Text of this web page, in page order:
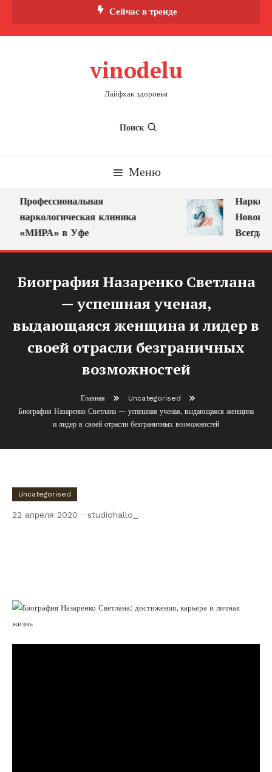
Сейчас в тренде
vinodelu
Лайфхак здоровья
Поиск
Меню
Профессиональная
наркологическая клиника
«МИРА» в Уфе
Всегда
Биография Назаренко Светлана
— успешная ученая,
выдающаяся женщина и лидер в
своей отрасли безграничных
возможностей
Главная
Uncategorised
Биография Назаренко Светлана — успешная ученая, выдающаяся женщина
и лидер в своей отрасли безграничных возможностей
Uncategorised
22 апреля 2020 studiohallo_